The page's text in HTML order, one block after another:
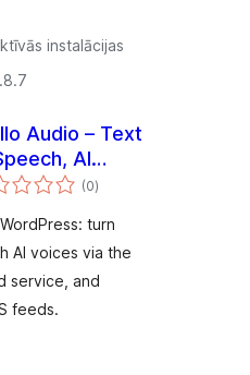
instalācijas
Audio – Text
AI
& Podcast
(0vērtējumu
kopsumma
)
turn
AI voices via the
service, and
feeds.